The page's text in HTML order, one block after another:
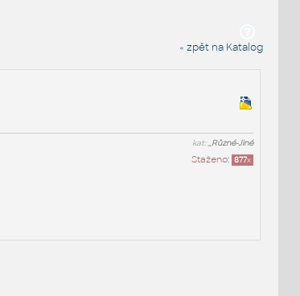
« zpět na Katalog
kat:_Různé-Jiné
Staženo: 877x